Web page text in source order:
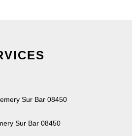
Sur Bar 08450
Sur Bar 08450